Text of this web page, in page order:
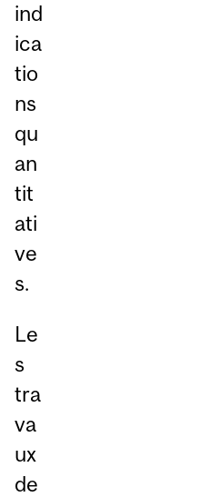
ind
ica
tio
ns
qu
an
tit
ati
ve
s.
Le
s
tra
va
ux
de